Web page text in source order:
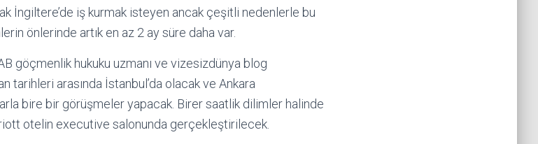
İngiltere’de iş kurmak isteyen ancak çeşitli nedenlerle bu
önlerinde artık en az 2 ay süre daha var.
göçmenlik hukuku uzmanı ve vizesizdünya blog
tarihleri arasında İstanbul’da olacak ve Ankara
bire bir görüşmeler yapacak. Birer saatlik dilimler halinde
otelin executive salonunda gerçekleştirilecek.